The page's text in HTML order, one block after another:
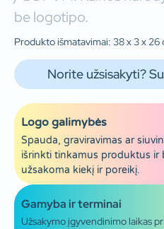
be logotipo.
Produkto išmatavimai: 38 x 3 x
Norite užsisakyti?
Logo galimybės
Spauda, graviravimas ar
išrinkti tinkamus produktus ir
užsakoma kiekį ir poreikį.
Gamyba ir terminai
Užsakymo įgyvendinimo laikas